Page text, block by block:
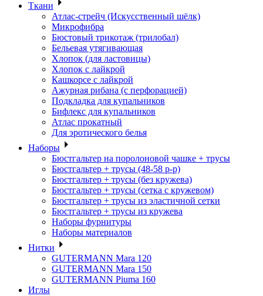
Ткани
Атлас-стрейч (Искусственный шёлк)
Микрофибра
Бюстовый трикотаж (трилобал)
Бельевая утягивающая
Хлопок (для ластовицы)
Хлопок с лайкрой
Кашкорсе с лайкрой
Ажурная рибана (с перфорацией)
Подкладка для купальников
Бифлекс для купальников
Атлас прокатный
Для эротического белья
Наборы
Бюстгальтер на поролоновой чашке + трусы
Бюстгальтер + трусы (48-58 р-р)
Бюстгальтер + трусы (без кружева)
Бюстгальтер + трусы (сетка с кружевом)
Бюстгальтер + трусы из эластичной сетки
Бюстгальтер + трусы из кружева
Наборы фурнитуры
Наборы материалов
Нитки
GUTERMANN Mara 120
GUTERMANN Mara 150
GUTERMANN Piuma 160
Иглы